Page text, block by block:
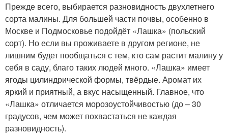
Прежде всего, выбирается разновидность двухлетнего
сорта малины. Для большей части почвы, особенно в
Москве и Подмосковье подойдёт «Лашка» (польский
сорт). Но если вы проживаете в другом регионе, не
лишним будет пообщаться с тем, кто сам растит малину у
себя в саду, благо таких людей много. «Лашка» имеет
ягоды цилиндрической формы, твёрдые. Аромат их
яркий и приятный, а вкус насыщенный. Главное, что
«Лашка» отличается морозоустойчивостью (до – 30
градусов, чем может похвастаться не каждая
разновидность).